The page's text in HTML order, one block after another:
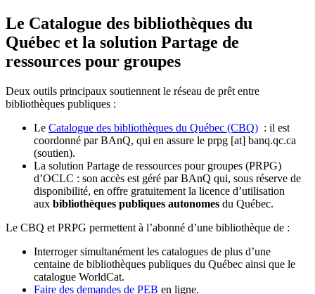
Le Catalogue des bibliothèques du
Québec et la solution Partage de
ressources pour groupes
Deux outils principaux soutiennent le réseau de prêt entre
bibliothèques publiques :
Le Catalogue des bibliothèques du Québec (CBQ) : il est
coordonné par BAnQ, qui en assure le prpg [at] banq.qc.ca
(soutien).
La solution Partage de ressources pour groupes (PRPG)
d’OCLC : son accès est géré par BAnQ qui, sous réserve de
disponibilité, en offre gratuitement la licence d’utilisation
aux bibliothèques publiques autonomes du Québec.
Le CBQ et PRPG permettent à l’abonné d’une bibliothèque de :
Interroger simultanément les catalogues de plus d’une
centaine de bibliothèques publiques du Québec ainsi que le
catalogue WorldCat.
Faire des demandes de PEB en ligne.